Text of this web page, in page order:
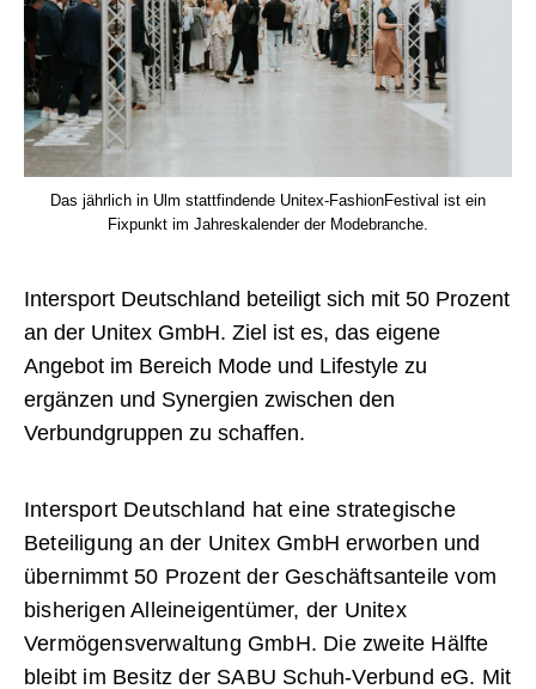
Das jährlich in Ulm stattfindende Unitex-FashionFestival ist ein
Fixpunkt im Jahreskalender der Modebranche.
Intersport Deutschland beteiligt sich mit 50 Prozent
an der Unitex GmbH. Ziel ist es, das eigene
Angebot im Bereich Mode und Lifestyle zu
ergänzen und Synergien zwischen den
Verbundgruppen zu schaffen.
Intersport Deutschland hat eine strategische
Beteiligung an der Unitex GmbH erworben und
übernimmt 50 Prozent der Geschäftsanteile vom
bisherigen Alleineigentümer, der Unitex
Vermögensverwaltung GmbH. Die zweite Hälfte
bleibt im Besitz der SABU Schuh-Verbund eG. Mit